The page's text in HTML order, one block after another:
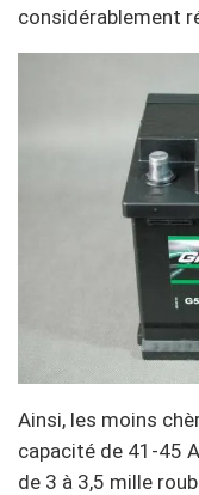
considérablement
Ainsi, les moins
capacité de 41-45
de 3 à 3,5 mille